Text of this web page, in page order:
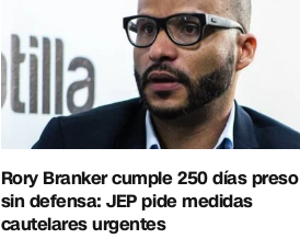
Rory Branker cumple 250 días preso
sin defensa: JEP pide medidas
cautelares urgentes